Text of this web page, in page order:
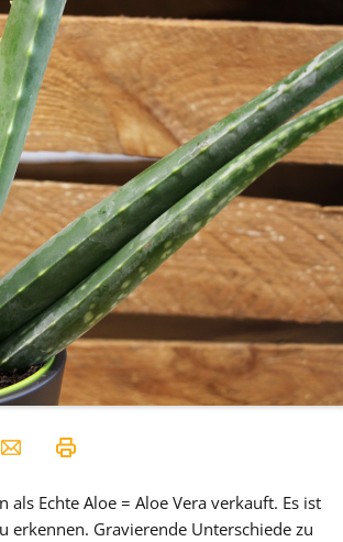
Echte Aloe = Aloe Vera verkauft. Es ist
erkennen. Gravierende Unterschiede zu